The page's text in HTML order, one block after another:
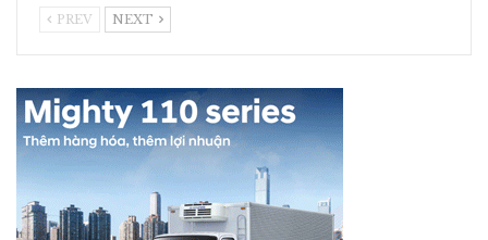
PREV NEXT